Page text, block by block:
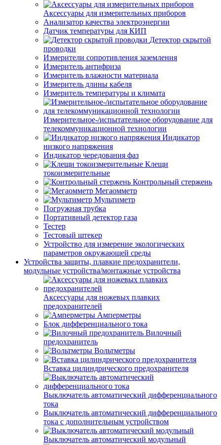
Аксессуары для измерительных приборов
Анализатор качества электроэнергии
Датчик температуры для КИП
Детектор скрытой
проводки
Измерители сопротивления заземления
Измеритель антифриза
Измеритель влажности материала
Измеритель длины кабеля
Измеритель температуры и климата
Измерительное-/испытательное оборудование для
телекоммуникационной технологии
Индикатор
низкого напряжения
Индикатор чередования фаз
Клещи
токоизмерительные
Контрольный стержень
Мегаомметр
Мультиметр
Погружная трубка
Портативный детектор газа
Тестер
Тестовый штекер
Устройство для измерение экологических
параметров окружающей среды
Устройства защиты, плавкие предохранители,
модульные устройства/монтажные устройства
Аксессуары для ножевых плавких
предохранителей
Амперметры
Блок дифференциального тока
Вилочный
предохранитель
Вольтметры
Вставка цилиндрического предохранителя
Выключатель автоматический дифференциального
тока
Выключатель автоматический дифференциального
тока с дополнительным устройством
Выключатель автоматический модульный